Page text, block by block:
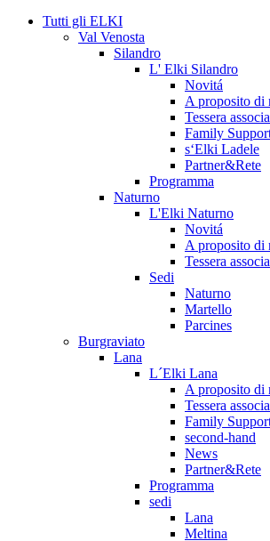
Tutti gli ELKI
Val Venosta
Silandro
L' Elki Silandro
Novitá
A proposito di
Tessera
Family
s‘Elki Ladele
Partner&Rete
Programma
Naturno
L'Elki Naturno
Novitá
A proposito di
Tessera
Sedi
Naturno
Martello
Parcines
Burgraviato
Lana
L´Elki Lana
A proposito di
Tessera
Family
second-hand
News
Partner&Rete
Programma
sedi
Lana
Meltina